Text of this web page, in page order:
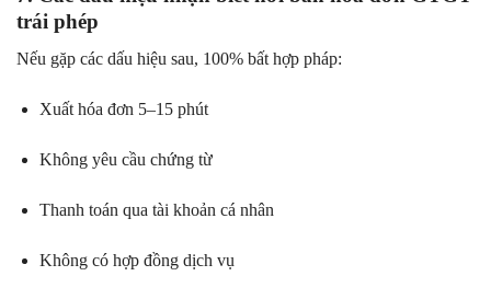
trái phép
Nếu gặp các dấu hiệu sau, 100% bất hợp pháp:
Xuất hóa đơn 5–15 phút
Không yêu cầu chứng từ
Thanh toán qua tài khoản cá nhân
Không có hợp đồng dịch vụ